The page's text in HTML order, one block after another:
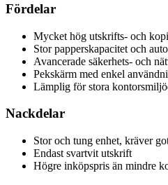
Fördelar
Mycket hög utskrifts- och
Stor papperskapacitet och
Avancerade säkerhets- och
Pekskärm med enkel
Lämplig för stora
Nackdelar
Stor och tung enhet, kräver
Endast svartvit utskrift
Högre inköpspris än mindre